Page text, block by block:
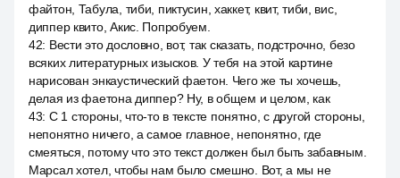
файтон, Табула, тиби, пиктусин, хаккет, квит, тиби, вис,
диппер квито, Акис. Попробуем.
42: Вести это дословно, вот, так сказать, подстрочно, безо
всяких литературных изысков. У тебя на этой картине
нарисован энкаустический фаетон. Чего же ты хочешь,
делая из фаетона диппер? Ну, в общем и целом, как
43: С 1 стороны, что-то в тексте понятно, с другой стороны,
непонятно ничего, а самое главное, непонятно, где
смеяться, потому что это текст должен был быть забавным.
Марсал хотел, чтобы нам было смешно. Вот, а мы не